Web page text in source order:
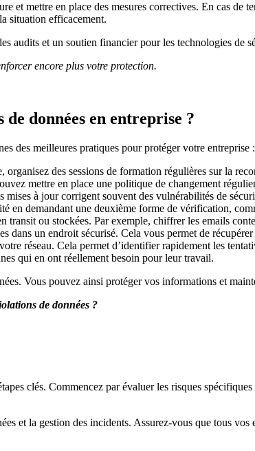
et mettre en place des mesures correctives. En cas de
situation efficacement.
audits et un soutien financier pour les technologies de
encore plus votre protection.
données en entreprise ?
des meilleures pratiques pour protéger votre entreprise :
des sessions de formation régulières sur la
mettre en place une politique de changement
à jour corrigent souvent des vulnérabilités de
en demandant une deuxième forme de vérification,
ou stockées. Par exemple, chiffrer les emails
dans un endroit sécurisé. Cela vous permet de
réseau. Cela permet d’identifier rapidement les
qui en ont réellement besoin pour leur travail.
Vous pouvez ainsi protéger vos informations et
de données ?
clés. Commencez par évaluer les risques
et la gestion des incidents. Assurez-vous que tous